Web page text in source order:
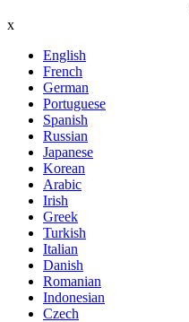
x
English
French
German
Portuguese
Spanish
Russian
Japanese
Korean
Arabic
Irish
Greek
Turkish
Italian
Danish
Romanian
Indonesian
Czech